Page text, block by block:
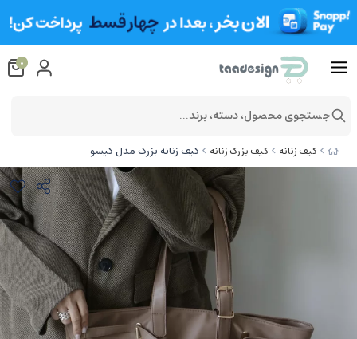
کیف زنانه کیف بزرگ زنانه کیف زنانه بزرگ مدل گیسو
0
جستجوی محصول، دسته، برند...